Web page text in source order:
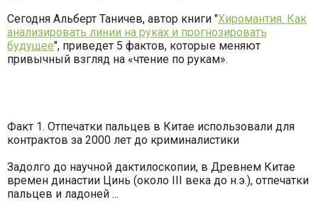
Сегодня Альберт Таничев, автор книги "Хиромантия. Как
анализировать линии на руках и прогнозировать
будущее", приведет 5 фактов, которые меняют
привычный взгляд на «чтение по рукам».
Факт 1. Отпечатки пальцев в Китае использовали для
контрактов за 2000 лет до криминалистики
Задолго до научной дактилоскопии, в Древнем Китае
времен династии Цинь (около III века до н.э.), отпечатки
пальцев и ладоней ...